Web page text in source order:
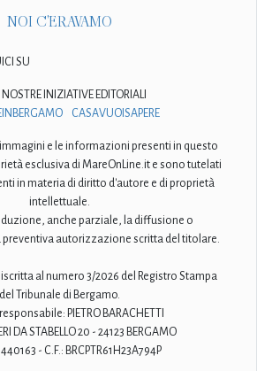
NOI C'ERAVAMO
SU
NOSTRE INIZIATIVE EDITORIALI
CASAVUOISAPERE
immagini e le informazioni presenti in questo
esclusiva di MareOnLine.it e sono tutelati
in materia di diritto d'autore e di proprietà
intellettuale.
anche parziale, la diffusione o
preventiva autorizzazione scritta del titolare.
al numero 3/2026 del Registro Stampa
del Tribunale di Bergamo.
PIETRO BARACHETTI
DA STABELLO 20 - 24123 BERGAMO
- C.F.: BRCPTR61H23A794P